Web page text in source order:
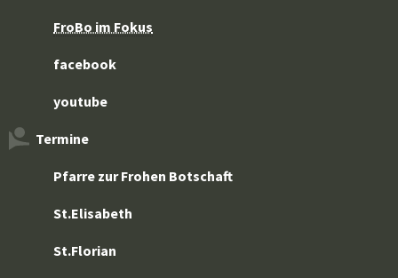
FroBo im Fokus
facebook
youtube
Termine
Pfarre zur Frohen Botschaft
St.Elisabeth
St.Florian